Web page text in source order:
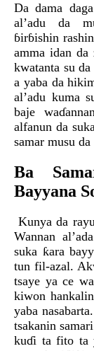
Da dama
al’adu da
ɓirɓishin
amma idan da
kwatanta su
a yaba da
al’adu kuma
baje
alfanun da
samar musu
Ba
Bayyana
Kunya da
Wannan
suka ƙara
tun fil-azal.
tsaye ya ce
kiwon
yaba
tsakanin
kuɗi ta fito ta